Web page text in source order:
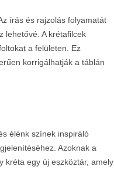
írás és rajzolás folyamatát
lehetővé. A krétafilcek
a felületen. Ez
korrigálhatják a táblán
élénk színek inspiráló
Azoknak a
kréta egy új eszköztár, amely